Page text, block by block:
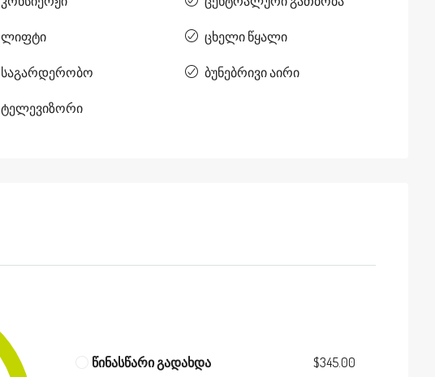
ლიფტი
საგარდერობო
ტელევიზორი
ცხელი წყალი
ბუნებრივი აირი
წინასწარი გადახდა $345.00